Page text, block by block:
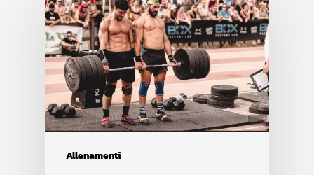
Allenamenti